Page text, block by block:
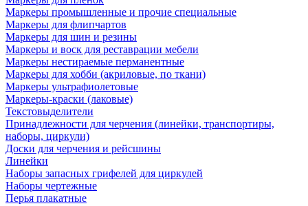
Маркеры промышленные и прочие специальные
Маркеры для флипчартов
Маркеры для шин и резины
Маркеры и воск для реставрации мебели
Маркеры нестираемые перманентные
Маркеры для хобби (акриловые, по ткани)
Маркеры ультрафиолетовые
Маркеры-краски (лаковые)
Текстовыделители
Принадлежности для черчения (линейки, транспортиры,
наборы, циркули)
Доски для черчения и рейсшины
Линейки
Наборы запасных грифелей для циркулей
Наборы чертежные
Перья плакатные